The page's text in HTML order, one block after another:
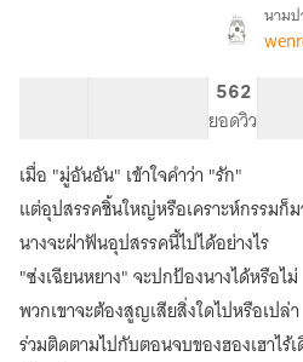
เรื่อง
นาม
562
ยอดวิว
เมื่อ "มู่อันอัน" เข้าใจคำว่า "รัก"
แต่อุปสรรคชิ้นใหญ่หรือเคราะห์กรรมก็
นางจะฝ่าฟันอุปสรรคนี้ไปได้อย่างไร
"ซ่งเฉียนหยาง" จะปกป้องนางได้หรือไม่
พวกเขาจะต้องสูญเสียสิ่งใดไปหรือเปล่า
ร่วมติดตามไปกับตอนจบของฮองเฮาไร้เ